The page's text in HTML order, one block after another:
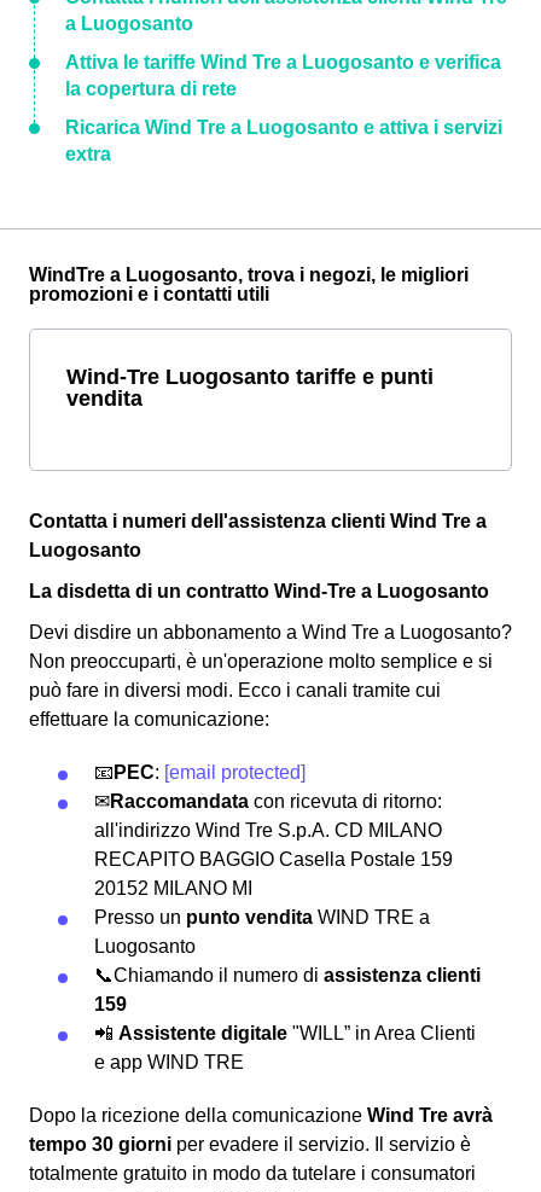
a Luogosanto
Attiva le tariffe Wind Tre a Luogosanto e verifica
la copertura di rete
Ricarica Wind Tre a Luogosanto e attiva i servizi
extra
WindTre a Luogosanto, trova i negozi, le migliori
promozioni e i contatti utili
Wind-Tre Luogosanto tariffe e punti
vendita
Contatta i numeri dell'assistenza clienti Wind Tre a
Luogosanto
La disdetta di un contratto Wind-Tre a Luogosanto
Devi disdire un abbonamento a Wind Tre a Luogosanto?
Non preoccuparti, è un'operazione molto semplice e si
può fare in diversi modi. Ecco i canali tramite cui
effettuare la comunicazione:
📧 PEC: [email protected]
✉Raccomandata con ricevuta di ritorno:
all'indirizzo Wind Tre S.p.A. CD MILANO
RECAPITO BAGGIO Casella Postale 159
20152 MILANO MI
Presso un punto vendita WIND TRE a
Luogosanto
📞Chiamando il numero di assistenza clienti
159
📲 Assistente digitale "WILL” in Area Clienti
e app WIND TRE
Dopo la ricezione della comunicazione Wind Tre avrà
tempo 30 giorni per evadere il servizio. Il servizio è
totalmente gratuito in modo da tutelare i consumatori